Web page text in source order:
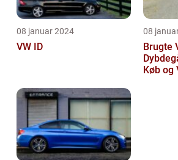
08 januar 2024
VW ID
08
Brugte
Køb og